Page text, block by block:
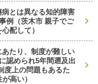
病とは異なる知的障害
例（茨木市 親子でご
配して）
あたり、制度が難しい
認められ5年間遡及出
度上の問題もあるた
高い）